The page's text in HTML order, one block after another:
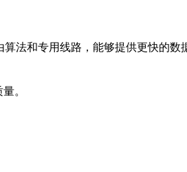
法和专用线路，能够提供更快的数
。